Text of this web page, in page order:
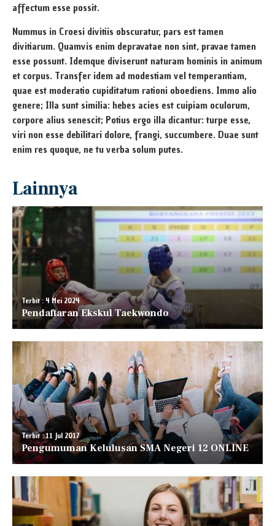
affectum esse possit.
Nummus in Croesi divitiis obscuratur, pars est tamen
divitiarum. Quamvis enim depravatae non sint, pravae tamen
esse possunt. Idemque diviserunt naturam hominis in animum
et corpus. Transfer idem ad modestiam vel temperantiam,
quae est moderatio cupiditatum rationi oboediens. Immo alio
genere; Illa sunt similia: hebes acies est cuipiam oculorum,
corpore alius senescit; Potius ergo illa dicantur: turpe esse,
viri non esse debilitari dolore, frangi, succumbere. Duae sunt
enim res quoque, ne tu verba solum putes.
Lainnya
Terbit : 4 Mei 2024
Pendaftaran Ekskul Taekwondo
Terbit : 11 Jul 2017
Pengumuman Kelulusan SMA Negeri 12 ONLINE